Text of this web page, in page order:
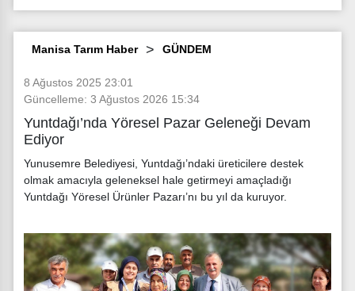
Manisa Tarım Haber GÜNDEM
8 Ağustos 2025 23:01
Güncelleme: 3 Ağustos 2026 15:34
Yuntdağı’nda Yöresel Pazar Geleneği Devam
Ediyor
Yunusemre Belediyesi, Yuntdağı’ndaki üreticilere destek
olmak amacıyla geleneksel hale getirmeyi amaçladığı
Yuntdağı Yöresel Ürünler Pazarı’nı bu yıl da kuruyor.